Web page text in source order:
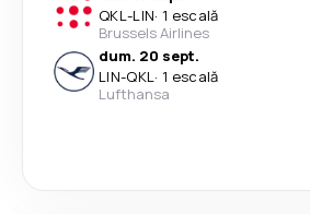
QKL-LIN· 1 escală
Brussels Airlines
dum. 20 sept.
LIN-QKL· 1 escală
Lufthansa